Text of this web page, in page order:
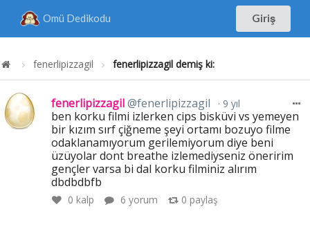
Omü Dedikodu Giriş
fenerlipizzagil fenerlipizzagil demiş ki:
fenerlipizzagil@fenerlipizzagil 9 yıl
ben korku filmi izlerken cips bisküvi vs yemeyen
bir kızım sırf çiğneme şeyi ortamı bozuyo filme
odaklanamıyorum gerilemiyorum diye beni
üzüyolar dont breathe izlemediyseniz öneririm
gençler varsa bi dal korku filminiz alırım
dbdbdbfb
0 kalp 6 yorum 0 paylaş